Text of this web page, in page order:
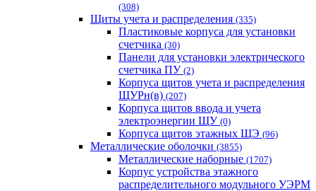
(308)
Щиты учета и распределения (335)
Пластиковые корпуса для установки
счетчика (30)
Панели для установки электрического
счетчика ПУ (2)
Корпуса щитов учета и распределения
ЩУРн(в) (207)
Корпуса щитов ввода и учета
электроэнергии ЩУ (0)
Корпуса щитов этажных ЩЭ (96)
Металлические оболочки (3855)
Металлические наборные (1707)
Корпус устройства этажного
распределительного модульного УЭРМ